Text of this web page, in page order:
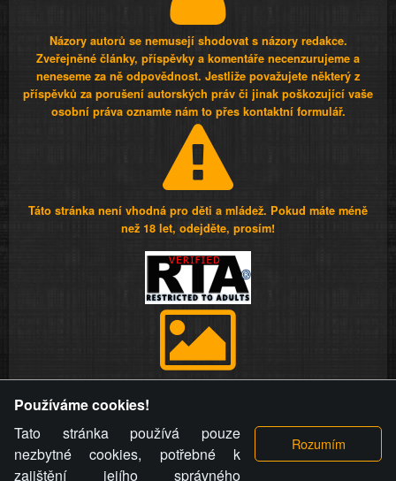
Názory autorů se nemusejí shodovat s názory redakce.
Zveřejněné články, příspěvky a komentáře necenzurujeme a
neneseme za ně odpovědnost. Jestliže považujete některý z
příspěvků za porušení autorských práv či jinak poškozující vaše
osobní práva oznamte nám to přes kontaktní formulář.
Táto stránka není vhodná pro děti a mládež. Pokud máte méně
než 18 let, odejděte, prosím!
videa a komentáře. Osoba, které se toto opatření provozovatele
stránky týče, ani osoba, která umístila fotografii nebo video na
stránku, nemůže z důvodu odstranění fotografie, videa nebo
komentáře pro výše uvedenou okolnost uplatnit vůči
Používáme cookies!
Tato stránka používá pouze
nezbytné cookies, potřebné k
zajištění jejího správného